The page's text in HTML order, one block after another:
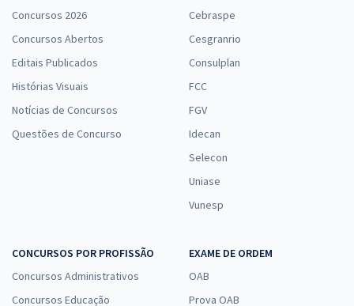
Concursos 2026
Concursos Abertos
Editais Publicados
Histórias Visuais
Notícias de Concursos
Questões de Concurso
Cebraspe
Cesgranrio
Consulplan
FCC
FGV
Idecan
Selecon
Uniase
Vunesp
CONCURSOS POR PROFISSÃO
Concursos Administrativos
Concursos Educação
EXAME DE ORDEM
OAB
Prova OAB